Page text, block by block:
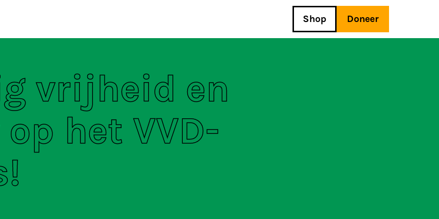
Shop Doneer
vrijheid en
het VVD-